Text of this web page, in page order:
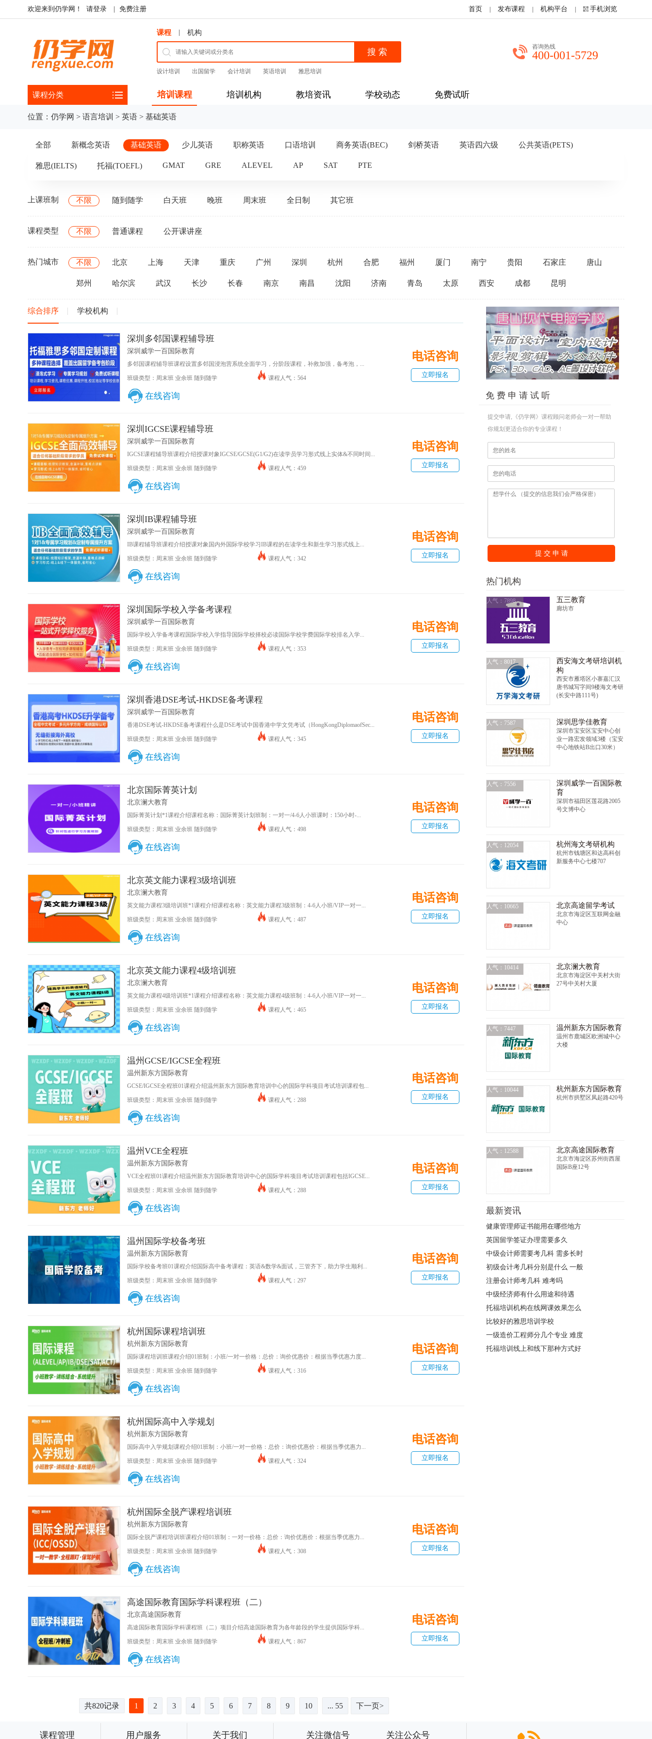
欢迎来到仍学网！ 请登录 免费注册 首页 发布课程 机构平台 手机浏览
课程 | 机构
设计培训 出国留学 会计培训 英语培训 雅思培训
咨询热线
400-001-5729
课程分类 培训课程 培训机构 教培资讯 学校动态 免费试听
位置： 仍学网 > 语言培训 > 英语 > 基础英语
全部 新概念英语 基础英语 少儿英语 职称英语 口语培训 商务英语(BEC) 剑桥英语 英语四六级 公共英语(PETS)
雅思(IELTS) 托福(TOEFL) GMAT GRE ALEVEL AP SAT PTE
上课班制 不限 随到随学 白天班 晚班 周末班 全日制 其它班
课程类型 不限 普通课程 公开课讲座
热门城市 不限 北京 上海 天津 重庆 广州 深圳 杭州 合肥 福州 厦门 南宁 贵阳 石家庄 唐山
郑州 哈尔滨 武汉 长沙 长春 南京 南昌 沈阳 济南 青岛 太原 西安 成都 昆明
综合排序 学校机构
深圳多邻国课程辅导班
深圳威学一百国际教育
多邻国课程辅导班课程设置多邻国浸泡营系统全面学习，分阶段课程，补救加强，备考泡，...
班级类型：周末班 业余班 随到随学 课程人气：564
在线咨询
电话咨询
立即报名
深圳IGCSE课程辅导班
深圳威学一百国际教育
IGCSE课程辅导班课程介绍授课对象IGCSE/GCSE(G1/G2)在读学员学习形式线上实体&不同时间...
班级类型：周末班 业余班 随到随学 课程人气：459
在线咨询
电话咨询
立即报名
深圳IB课程辅导班
深圳威学一百国际教育
IB课程辅导班课程介绍授课对象国内外国际学校学习IB课程的在读学生和新生学习形式线上...
班级类型：周末班 业余班 随到随学 课程人气：342
在线咨询
电话咨询
立即报名
深圳国际学校入学备考课程
深圳威学一百国际教育
国际学校入学备考课程国际学校入学指导国际学校择校必读国际学校学费国际学校排名入学...
班级类型：周末班 业余班 随到随学 课程人气：353
在线咨询
电话咨询
立即报名
深圳香港DSE考试-HKDSE备考课程
深圳威学一百国际教育
香港DSE考试-HKDSE备考课程什么是DSE考试中国香港中学文凭考试（HongKongDiplomaofSec...
班级类型：周末班 业余班 随到随学 课程人气：345
在线咨询
电话咨询
立即报名
北京国际菁英计划
北京澜大教育
国际菁英计划*1课程介绍课程名称：国际菁英计划班制：一对一/4-6人小班课时：150小时-...
班级类型：周末班 业余班 随到随学 课程人气：498
在线咨询
电话咨询
立即报名
北京英文能力课程3级培训班
北京澜大教育
英文能力课程3级培训班*1课程介绍课程名称：英文能力课程3级班制：4-6人小班/VIP一对一...
班级类型：周末班 业余班 随到随学 课程人气：487
在线咨询
电话咨询
立即报名
北京英文能力课程4级培训班
北京澜大教育
英文能力课程4级培训班*1课程介绍课程名称：英文能力课程4级班制：4-6人小班/VIP一对一...
班级类型：周末班 业余班 随到随学 课程人气：465
在线咨询
电话咨询
立即报名
温州GCSE/IGCSE全程班
温州新东方国际教育
GCSE/IGCSE全程班01课程介绍温州新东方国际教育培训中心的国际学科项目考试培训课程包...
班级类型：周末班 业余班 随到随学 课程人气：288
在线咨询
电话咨询
立即报名
温州VCE全程班
温州新东方国际教育
VCE全程班01课程介绍温州新东方国际教育培训中心的国际学科项目考试培训课程包括IGCSE...
班级类型：周末班 业余班 随到随学 课程人气：288
在线咨询
电话咨询
立即报名
温州国际学校备考班
温州新东方国际教育
国际学校备考班01课程介绍国际高中备考课程：英语&数学&面试，三管齐下，助力学生顺利...
班级类型：周末班 业余班 随到随学 课程人气：297
在线咨询
电话咨询
立即报名
杭州国际课程培训班
杭州新东方国际教育
国际课程培训班课程介绍01班制：小班/一对一价格：总价：询价优惠价：根据当季优惠力度...
班级类型：周末班 业余班 随到随学 课程人气：316
在线咨询
电话咨询
立即报名
杭州国际高中入学规划
杭州新东方国际教育
国际高中入学规划课程介绍01班制：小班/一对一价格：总价：询价优惠价：根据当季优惠力...
班级类型：周末班 业余班 随到随学 课程人气：324
在线咨询
电话咨询
立即报名
杭州国际全脱产课程培训班
杭州新东方国际教育
国际全脱产课程培训班课程介绍01班制：一对一价格：总价：询价优惠价：根据当季优惠力...
班级类型：周末班 业余班 随到随学 课程人气：308
在线咨询
电话咨询
立即报名
高途国际教育国际学科课程班（二）
北京高途国际教育
高途国际教育国际学科课程班（二）项目介绍高途国际教育为各年龄段的学生提供国际学科...
班级类型：周末班 业余班 随到随学 课程人气：867
在线咨询
电话咨询
立即报名
共820记录 1 2 3 4 5 6 7 8 9 10 ... 55 下一页>
免 费 申 请 试 听
提交申请,《仍学网》课程顾问老师会一对一帮助
你规划更适合你的专业课程！
提 交 申 请
热门机构
人气：7898 五三教育
廊坊市
人气：8017
西安海文考研培训机
构
西安市雁塔区小寨嘉汇汉
唐书城写字间9楼海文考研
(长安中路111号)
人气：7587 深圳思学佳教育
深圳市宝安区宝安中心创
业一路宏发领域3楼（宝安
中心地铁站B出口30米）
人气：7556
深圳威学一百国际教
育
深圳市福田区莲花路2005
号文博中心
人气：12054 杭州海文考研机构
杭州市钱塘区和达高科创
新服务中心七楼707
人气：10665 北京高途留学考试
北京市海淀区互联网金融
中心
人气：10414 北京澜大教育
北京市海淀区中关村大街
27号中关村大厦
人气：7447 温州新东方国际教育
温州市鹿城区欧洲城中心
大楼
人气：10044 杭州新东方国际教育
杭州市拱墅区凤起路420号
人气：12588 北京高途国际教育
北京市海淀区苏州街西屋
国际B座12号
最新资讯
健康管理师证书能用在哪些地方
英国留学签证办理需要多久
中级会计师需要考几科 需多长时
初级会计考几科分别是什么 一般
注册会计师考几科 难考吗
中级经济师有什么用途和待遇
托福培训机构在线网课效果怎么
比较好的雅思培训学校
一级造价工程师分几个专业 难度
托福培训线上和线下那种方式好
课程管理 用户服务 关于我们 关注微信号 关注公众号